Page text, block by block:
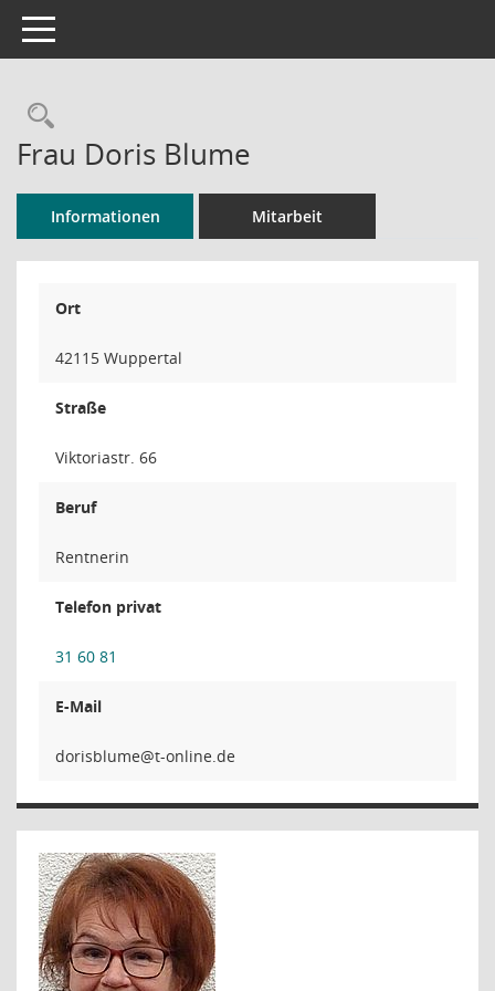
Toggle navigation
Rechercheauswahl
Frau Doris Blume
Informationen Mitarbeit
Ort
42115 Wuppertal
Straße
Viktoriastr. 66
Beruf
Rentnerin
Telefon privat
31 60 81
E-Mail
emulb